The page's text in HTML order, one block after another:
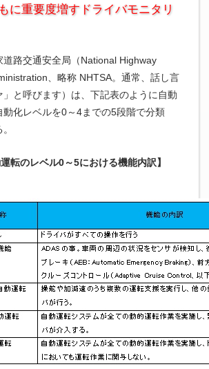
に重要度増すドライバモニタリ
道路交通安全局（National Highway
、略称 NHTSA。通常、話し言
と呼びます）は、下記表のように自動
動化レベルを0～4までの5段階で分類
運転のレベル0～5における機能内訳】